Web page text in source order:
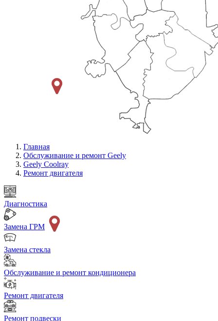
Главная
Обслуживание и ремонт Geely
Geely Coolray
Ремонт двигателя
Диагностика
Замена ГРМ
Замена стекла
Обслуживание и ремонт кондиционера
Ремонт двигателя
Ремонт подвески